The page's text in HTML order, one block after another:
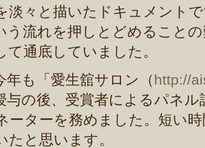
淡々と描いたドキュメント
う流れを押しとどめること
て通底していました。
も「愛生舘サロン（http://
の後、 受賞者によるパネル
ーターを務めました。短い
たと思います。